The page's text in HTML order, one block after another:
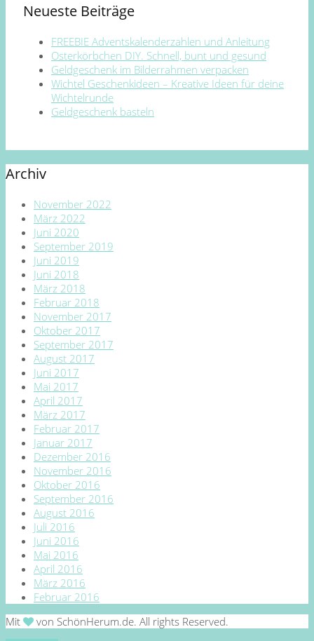
Neueste Beiträge
FREEBIE Adventskalenderzahlen und Anleitung
Osterkörbchen DIY. Schnell, bunt und gesund
Geldgeschenk im Bilderrahmen verpacken
Wichtel Geschenkideen – Kreative Ideen für deine
Wichtelrunde
Geldgeschenk basteln
Archiv
November 2022
März 2022
Juni 2020
September 2019
Juni 2019
Juni 2018
März 2018
Februar 2018
November 2017
Oktober 2017
September 2017
August 2017
Juni 2017
Mai 2017
April 2017
März 2017
Februar 2017
Januar 2017
Dezember 2016
November 2016
Oktober 2016
September 2016
August 2016
Juli 2016
Juni 2016
Mai 2016
April 2016
März 2016
Februar 2016
Mit
von SchönHerum.de. All rights Reserved.